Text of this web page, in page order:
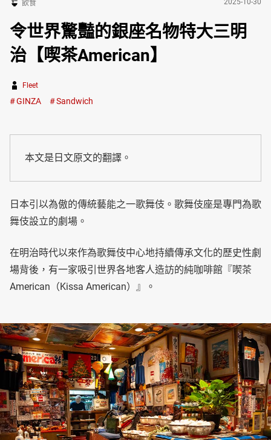
飲食 2025-10-30
令世界驚豔的銀座名物特大三明
治【喫茶American】
Fleet
GINZA Sandwich
本文是日文原文的翻譯。
日本引以為傲的傳統藝能之一歌舞伎。歌舞伎座是專門為歌
舞伎設立的劇場。
在明治時代以來作為歌舞伎中心地持續傳承文化的歷史性劇
場背後，有一家吸引世界各地客人造訪的純咖啡館『喫茶
American（Kissa American）』。